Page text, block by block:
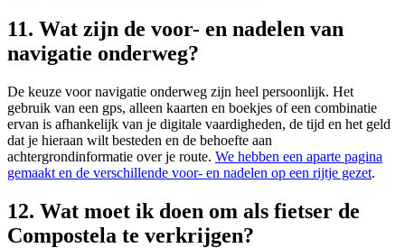
11. Wat zijn de voor- en nadelen van
navigatie onderweg?
De keuze voor navigatie onderweg zijn heel persoonlijk. Het
gebruik van een gps, alleen kaarten en boekjes of een combinatie
ervan is afhankelijk van je digitale vaardigheden, de tijd en het geld
dat je hieraan wilt besteden en de behoefte aan
achtergrondinformatie over je route. We hebben een aparte pagina
gemaakt en de verschillende voor- en nadelen op een rijtje gezet.
12. Wat moet ik doen om als fietser de
Compostela te verkrijgen?